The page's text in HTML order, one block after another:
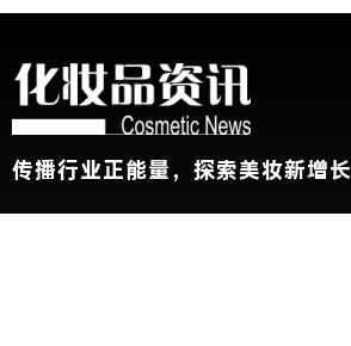
传播行业正能量，探索美妆新增长